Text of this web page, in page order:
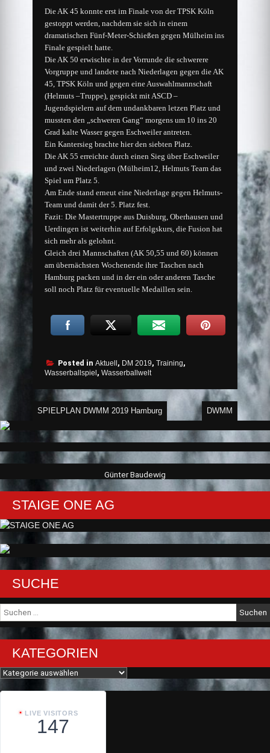
Die AK 45 konnte erst im Finale von der TPSK Köln
gestoppt werden, nachdem sie sich in einem
dramatischen Fünf-Meter-Schießen gegen Mülheim ins
Finale gespielt hatte.
Die AK 50 erwischte in der Vorrunde die schwerere
Vorgruppe und landete nach Niederlagen gegen die AK
45, TPSK Köln und gegen eine Auswahlmannschaft
(Helmuts –Truppe), gespickt mit ASCD –
Jugendspielern auf dem undankbaren letzen Platz und
mussten den „schweren Gang“ morgens um 10 ins 20
Grad kalte Wasser gegen Eschweiler antreten.
Ein Kantersieg brachte hier den siebten Platz.
Die AK 55 erreichte durch einen Sieg über Eschweiler
und zwei Niederlagen (Mülheim12, Helmuts Team das
Spiel um Platz 5.
Am Ende stand erneut eine Niederlage gegen Helmuts-
Team und damit der 5. Platz fest.
Fazit: Die Mastertruppe aus Duisburg, Oberhausen und
Uerdingen ist weiterhin auf Erfolgskurs, die Fusion hat
sich mehr als gelohnt.
Gleich drei Mannschaften (AK 50,55 und 60) können
am übernächsten Wochenende ihre Taschen nach
Hamburg packen und in der ein oder anderen Tasche
soll noch Platz für eventuelle Medaillen sein.
Posted in Aktuell , DM 2019, Training,
Wasserballspiel , Wasserballwelt
Beitragsnavigation
SPIELPLAN DWMM 2019 Hamburg DWMM
Günter Baudewig
STAIGE ONE AG
SUCHE
Suche
nach:
KATEGORIEN
Kategorien
LIVE VISITORS
147